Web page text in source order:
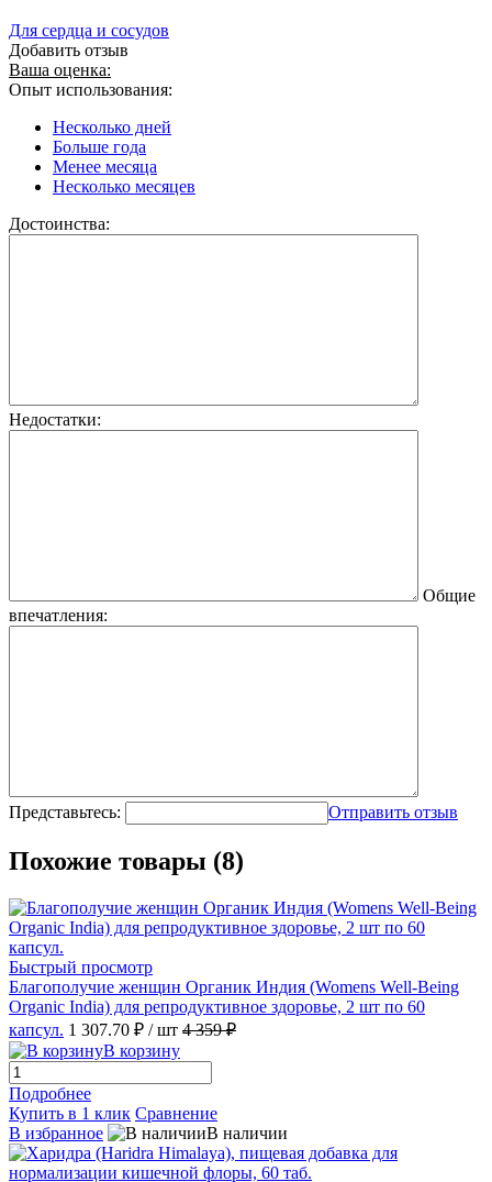
Для сердца и сосудов
Добавить отзыв
Ваша оценка:
Опыт использования:
Несколько дней
Больше года
Менее месяца
Несколько месяцев
Достоинства:
Недостатки:
Общие
впечатления:
Представьтесь: Отправить отзыв
Похожие товары (8)
Быстрый просмотр
Благополучие женщин Органик Индия (Womens Well-Being
Organic India) для репродуктивное здоровье, 2 шт по 60
капсул. 1 307.70 ₽ / шт 4 359 ₽
В корзину
Подробнее
Купить в 1 клик Сравнение
В избранное
В наличии